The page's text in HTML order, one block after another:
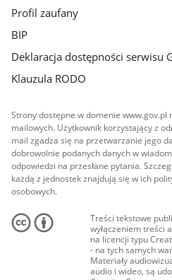
Profil zaufany
BIP
Deklaracja dostępności serwisu
Klauzula RODO
Strony dostępne w domenie
mailowych. Użytkownik korzystający z
mail zgadza się na przetwarzanie jego
dobrowolnie podanych danych w
odpowiedzi na przesłane pytania.
każdą z jednostek znajdują się w ich
osobowych.
Treści tekstowe
wyłączeniem treści
na licencji typu
- na tych samych
Materiały
audio i wideo, są